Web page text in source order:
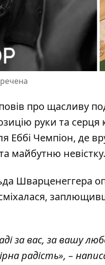
про щасливу
руки та серця
Еббі Чемпіон, де
майбутню невістку.
Шварценеггера
за вас, за вашу
радість», –